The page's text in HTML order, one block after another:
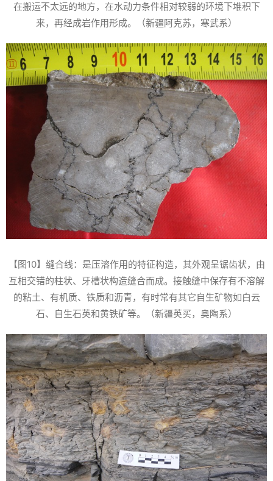
在搬运不太远的地方，在水动力条件相对较弱的环境下堆积下
来，再经成岩作用形成。（新疆阿克苏，寒武系）
【图10】缝合线：是压溶作用的特征构造，其外观呈锯齿状，由
互相交错的柱状、牙槽状构造缝合而成。接触缝中保存有不溶解
的粘土、有机质、铁质和沥青，有时常有其它自生矿物如白云
石、自生石英和黄铁矿等。（新疆英买，奥陶系）